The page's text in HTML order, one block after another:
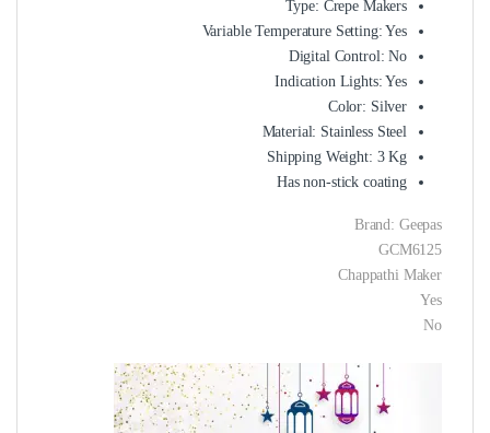
Type: Crepe Makers
Variable Temperature Setting: Yes
Digital Control: No
Indication Lights: Yes
Color: Silver
Material: Stainless Steel
Shipping Weight: 3 Kg
Has non-stick coating
Brand: Geepas
GCM6125
Chappathi Maker
Yes
No